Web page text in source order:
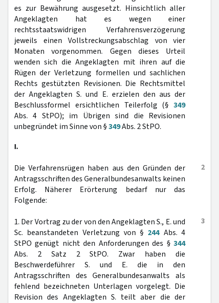
es zur Bewährung ausgesetzt. Hinsichtlich aller
Angeklagten hat es wegen einer
rechtsstaatswidrigen Verfahrensverzögerung
jeweils einen Vollstreckungsabschlag von vier
Monaten vorgenommen. Gegen dieses Urteil
wenden sich die Angeklagten mit ihren auf die
Rügen der Verletzung formellen und sachlichen
Rechts gestützten Revisionen. Die Rechtsmittel
der Angeklagten S. und E. erzielen den aus der
Beschlussformel ersichtlichen Teilerfolg (§ 349
Abs. 4 StPO); im Übrigen sind die Revisionen
unbegründet im Sinne von §349Abs. 2 StPO.
I.
2
Die Verfahrensrügen haben aus den Gründen der
Antragsschriften des Generalbundesanwalts keinen
Erfolg. Näherer Erörterung bedarf nur das
Folgende:
3
1. Der Vortrag zu der von den Angeklagten S., E. und
Sc. beanstandeten Verletzung von § 244Abs. 4
StPO genügt nicht den Anforderungen des § 344
Abs. 2 Satz 2 StPO. Zwar haben die
Beschwerdeführer S. und E. die in den
Antragsschriften des Generalbundesanwalts als
fehlend bezeichneten Unterlagen vorgelegt. Die
Revision des Angeklagten S. teilt aber die der